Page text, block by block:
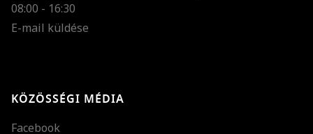
08:00 - 16:30
E-mail küldése
KÖZÖSSÉGI MÉDIA
Facebook